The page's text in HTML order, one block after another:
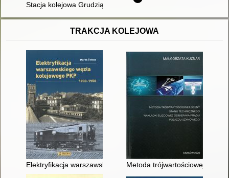
Stacja kolejowa Grudziądz
TRAKCJA KOLEJOWA
Elektryfikacja warszawskiego węzła kolejowego PKP 1933-
Metoda trójwartościowej